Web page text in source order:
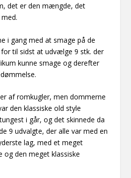
det er den mængde, det
i gang med at smage på de
til sidst at udvælge 9 stk. der
kunne smage og derefter
af romkugler, men dommerne
den klassiske old style
i går, og det skinnede da
9 udvalgte, der alle var med en
lag, med et meget
og den meget klassiske